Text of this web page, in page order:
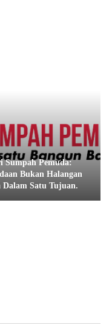
Sumpah Pemuda:
Bukan Halangan
Dalam Satu Tujuan.